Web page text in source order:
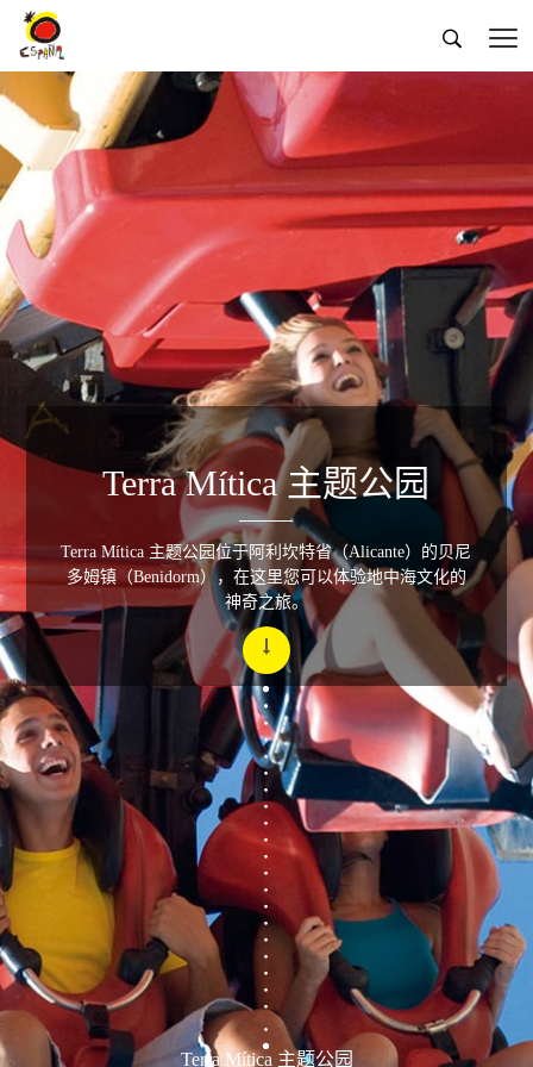
 
Terra Mítica 主题公园
Terra Mítica 主题公园
Terra Mítica 主题公园位于阿利坎特省（Alicante）的贝尼
多姆镇（Benidorm），在这里您可以体验地中海文化的
神奇之旅。